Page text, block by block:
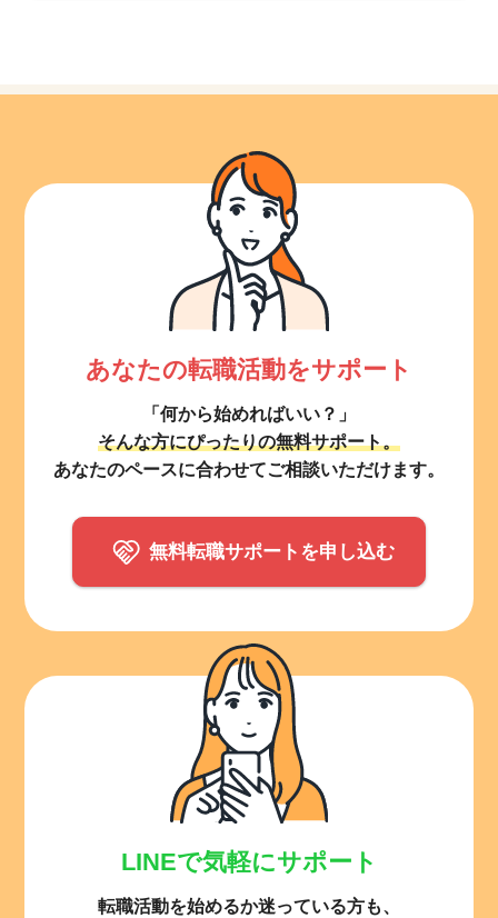
あなたの転職活動をサポート
「何から始めればいい？」
そんな方にぴったりの無料サポート。
あなたのペースに合わせてご相談いただけます。
無料転職サポートを申し込む
LINEで気軽にサポート
転職活動を始めるか迷っている方も、